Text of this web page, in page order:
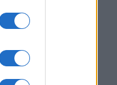
08/26 - 14:11
για 60ήμερη ελεύθερη